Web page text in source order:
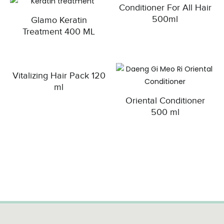
Keratin,
Morus Alba
Root Extract,
Acetate,
Extract,
Glamo Keratin
Treatment 400 ML
Conditioner For All Hair
500ml
Vitalizing Hair Pack 120
ml
Oriental Conditioner
500 ml